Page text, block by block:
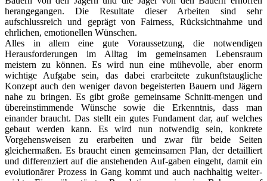
herangegangen. Die Resultate dieser Arbeiten sind sehr
aufschlussreich und geprägt von Fairness, Rücksichtnahme und
ehrlichen, emotionellen Wünschen.
Alles in allem eine gute Voraussetzung, die notwendigen
Herausforderungen im Alltag im gemeinsamen Lebensraum
meistern zu können. Es wird nun eine mühevolle, aber enorm
wichtige Aufgabe sein, das dabei erarbeitete zukunftstaugliche
Konzept auch den weniger davon begeisterten Bauern und Jägern
nahe zu bringen. Es gibt große gemeinsame Schnitt-mengen und
übereinstimmende Wünsche sowie die Erkenntnis, dass man
einander braucht. Das stellt ein gutes Fundament dar, auf welches
gebaut werden kann. Es wird nun notwendig sein, konkrete
Vorgehensweisen zu erarbeiten und zwar für beide Seiten
gleichermaßen. Es braucht einen gemeinsamen Plan, der detailliert
und differenziert auf die anstehenden Auf-gaben eingeht, damit ein
evolutionärer Prozess in Gang kommt und auch nachhaltig weiter-